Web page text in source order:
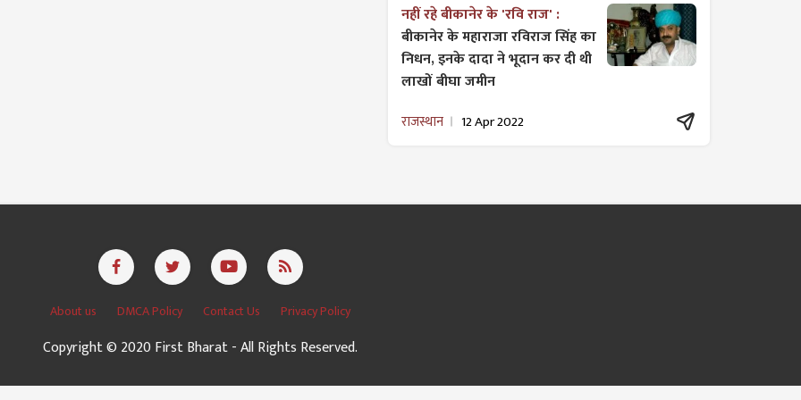
नहीं रहे बीकानेर के 'रवि राज' :
बीकानेर के महाराजा रविराज सिंह का
निधन, इनके दादा ने भूदान कर दी थी
लाखों बीघा जमीन
राजस्थान 12 Apr 2022
About us DMCA Policy Contact Us Privacy Policy
Copyright © 2020 First Bharat - All Rights Reserved.